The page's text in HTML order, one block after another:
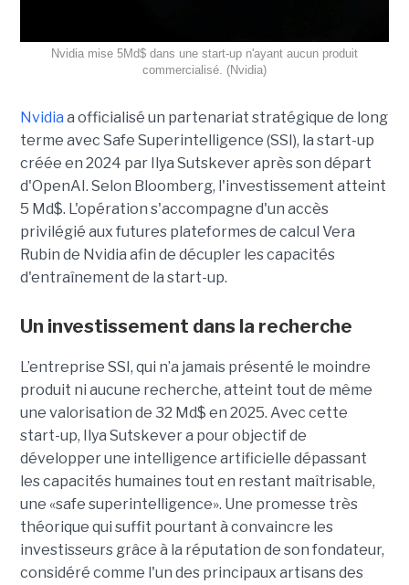
Nvidia mise 5Md$ dans une start-up n'ayant aucun produit
commercialisé. (Nvidia)
Nvidia a officialisé un partenariat stratégique de long
terme avec Safe Superintelligence (SSI), la start-up
créée en 2024 par Ilya Sutskever après son départ
d'OpenAI. Selon Bloomberg, l'investissement atteint
5 Md$. L'opération s'accompagne d'un accès
privilégié aux futures plateformes de calcul Vera
Rubin de Nvidia afin de décupler les capacités
d'entraînement de la start-up.
Un investissement dans la recherche
L’entreprise SSI, qui n’a jamais présenté le moindre
produit ni aucune recherche, atteint tout de même
une valorisation de 32 Md$ en 2025. Avec cette
start-up, Ilya Sutskever a pour objectif de
développer une intelligence artificielle dépassant
les capacités humaines tout en restant maîtrisable,
une «safe superintelligence». Une promesse très
théorique qui suffit pourtant à convaincre les
investisseurs grâce à la réputation de son fondateur,
considéré comme l'un des principaux artisans des